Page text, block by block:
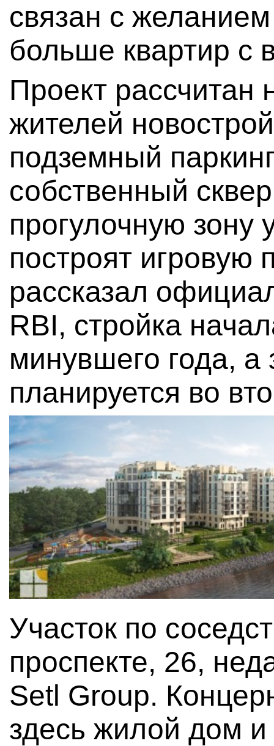
связан с
больше квартир с
Проект рассчитан
жителей
подземный
собственный
прогулочную зону
построят игровую
рассказал
RBI, стройка
минувшего года, а
планируется во
Участок по
проспекте, 26,
Setl Group.
здесь жилой дом и